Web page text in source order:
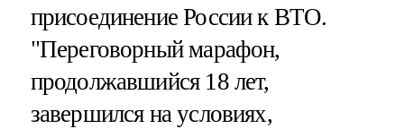
присоединение России к ВТО.
"Переговорный марафон,
продолжавшийся 18 лет,
завершился на условиях,